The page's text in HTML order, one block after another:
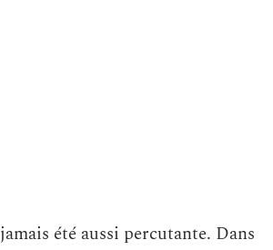
été aussi percutante. Dans